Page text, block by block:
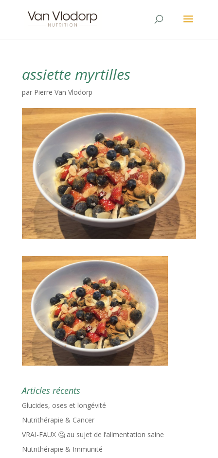
assiette myrtilles
par Pierre Van Vlodorp
Articles récents
Glucides, oses et longévité
Nutrithérapie & Cancer
VRAI-FAUX 🤔 au sujet de l’alimentation saine
Nutrithérapie & Immunité